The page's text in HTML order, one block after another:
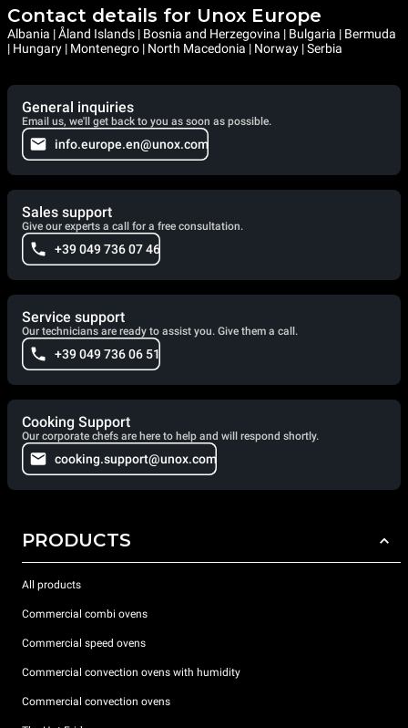
Contact details for Unox Europe
Albania | Åland Islands | Bosnia and Herzegovina | Bulgaria | Bermuda
| Hungary | Montenegro | North Macedonia | Norway | Serbia
General inquiries
Email us, we'll get back to you as soon as possible.
info.europe.en@unox.com
Sales support
Give our experts a call for a free consultation.
+39 049 736 07 46
Service support
Our technicians are ready to assist you. Give them a call.
+39 049 736 06 51
Cooking Support
Our corporate chefs are here to help and will respond shortly.
cooking.support@unox.com
PRODUCTS
All products
Commercial combi ovens
Commercial speed ovens
Commercial convection ovens with humidity
Commercial convection ovens